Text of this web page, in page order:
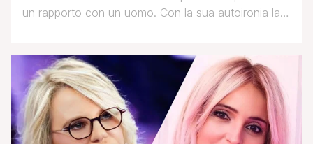
un rapporto con un uomo. Con la sua autoironia la
scelte cinque, tra cui una molto intima. Un suo
follower le ha chiesto: 'Ultima volta che hai fatto
l'amore?' [']